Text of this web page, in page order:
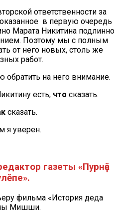
ответственности за
в первую очередь
Марата Никитина подлинно
Поэтому мы с полным
от него новых, столь же
работ.
обратить на него внимание.
есть, что сказать.
сказать.
я уверен.
газеты «Пурнӑҫ
фильма «История деда
Мишши.